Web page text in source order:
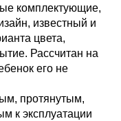
комплектующие,
известный и
цвета,
Рассчитан на
его не
протянутым,
к эксплуатации